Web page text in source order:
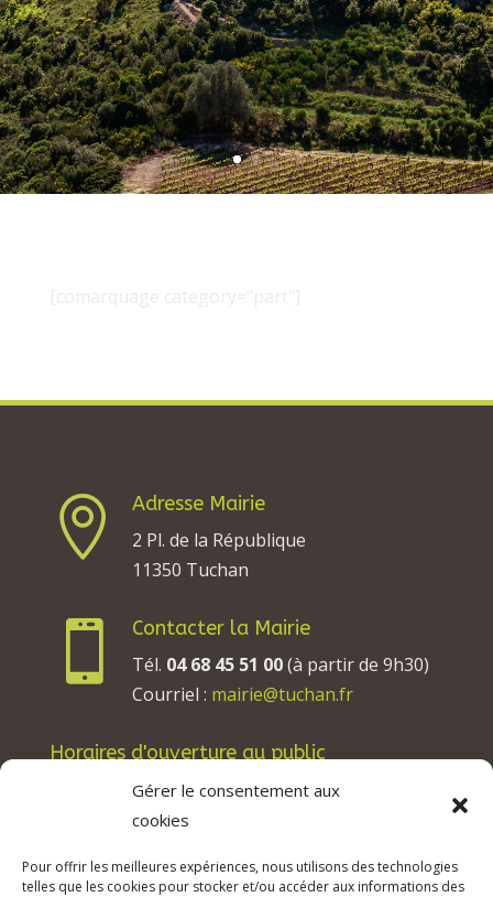
Gérer le consentement aux
cookies
Pour offrir les meilleures expériences, nous utilisons des technologies
telles que les cookies pour stocker et/ou accéder aux informations des

Adresse Mairie
2 Pl. de la République
11350 Tuchan

Contacter la Mairie
Tél. 04 68 45 51 00(à partir de 9h30)
Courriel : mairie@tuchan.fr
Horaires d'ouverture au public
Les lundis, mardis et jeudis : de 8h à 12h et de
13h30 à 17h30.
Les vendredis : de 8h à 12h.